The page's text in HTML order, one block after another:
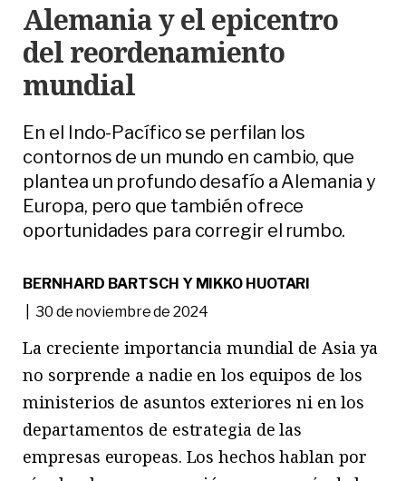
Alemania y el epicentro
del reordenamiento
mundial
En el Indo-Pacífico se perfilan los
contornos de un mundo en cambio, que
plantea un profundo desafío a Alemania y
Europa, pero que también ofrece
oportunidades para corregir el rumbo.
BERNHARD BARTSCH Y MIKKO HUOTARI
| 30 de noviembre de 2024
La creciente importancia mundial de Asia ya
no sorprende a nadie en los equipos de los
ministerios de asuntos exteriores ni en los
departamentos de estrategia de las
empresas europeas. Los hechos hablan por